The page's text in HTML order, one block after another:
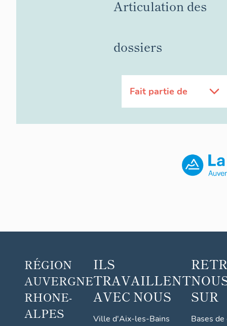
Articulation des
dossiers
Fait partie de
RÉGION
AUVERGNE
RHONE-
ALPES
ILS
TRAVAILLENT
AVEC NOUS
Ville d'Aix-les-Bains
SUR
Bases